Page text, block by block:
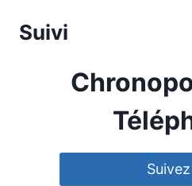
Suivi